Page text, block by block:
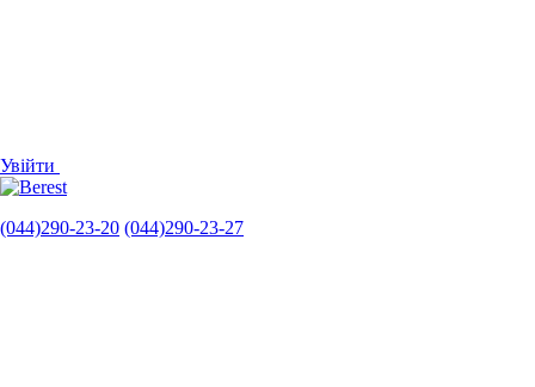
Увійти
(044)290-23-20 (044)290-23-27